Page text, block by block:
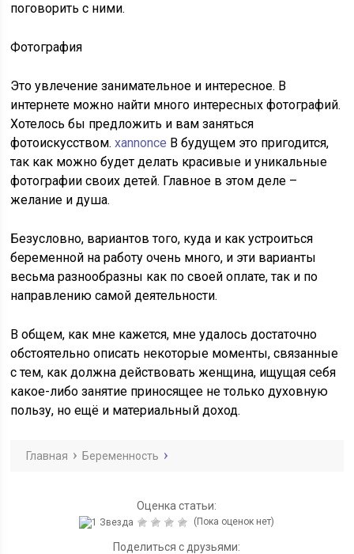
поговорить с ними.
Фотография
Это увлечение занимательное и интересное. В
интернете можно найти много интересных фотографий.
Хотелось бы предложить и вам заняться
фотоискусством.xannonce В будущем это пригодится,
так как можно будет делать красивые и уникальные
фотографии своих детей. Главное в этом деле –
желание и душа.
Безусловно, вариантов того, куда и как устроиться
беременной на работу очень много, и эти варианты
весьма разнообразны как по своей оплате, так и по
направлению самой деятельности.
В общем, как мне кажется, мне удалось достаточно
обстоятельно описать некоторые моменты, связанные
с тем, как должна действовать женщина, ищущая себя
какое-либо занятие приносящее не только духовную
пользу, но ещё и материальный доход.
Главная Беременность
Оценка статьи:
(Пока оценок нет)
Поделиться с друзьями: